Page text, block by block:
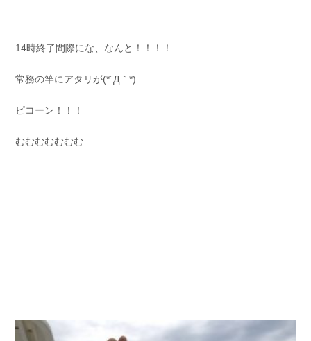
14時終了間際にな、なんと！！！！
常務の竿にアタリが(*´Д｀*)
ピコーン！！！
むむむむむむむ